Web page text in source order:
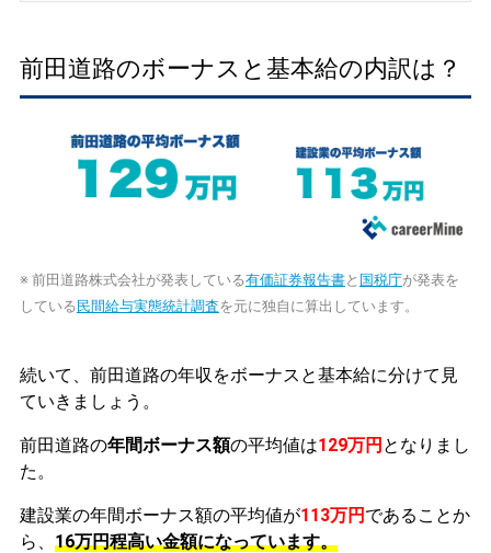
前田道路のボーナスと基本給の内訳は？
※ 前田道路株式会社が発表している有価証券報告書と 国税庁が発表を
している 民間給与実態統計調査を元に独自に算出しています。
続いて、前田道路の年収をボーナスと基本給に分けて見
ていきましょう。
前田道路の年間ボーナス額の平均値は129万円 となりまし
た。
建設業の年間ボーナス額の平均値が113万円 であることか
ら、 16万円程高い金額になっています。